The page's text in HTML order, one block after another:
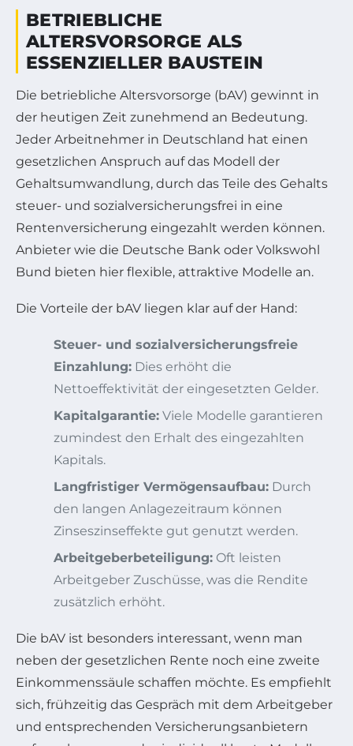
BETRIEBLICHE
ALTERSVORSORGE ALS
ESSENZIELLER BAUSTEIN
Die betriebliche Altersvorsorge (bAV) gewinnt in
der heutigen Zeit zunehmend an Bedeutung.
Jeder Arbeitnehmer in Deutschland hat einen
gesetzlichen Anspruch auf das Modell der
Gehaltsumwandlung, durch das Teile des Gehalts
steuer- und sozialversicherungsfrei in eine
Rentenversicherung eingezahlt werden können.
Anbieter wie die Deutsche Bank oder Volkswohl
Bund bieten hier flexible, attraktive Modelle an.
Die Vorteile der bAV liegen klar auf der Hand:
Steuer- und sozialversicherungsfreie
Einzahlung: Dies erhöht die
Nettoeffektivität der eingesetzten Gelder.
Kapitalgarantie: Viele Modelle garantieren
zumindest den Erhalt des eingezahlten
Kapitals.
Langfristiger Vermögensaufbau: Durch
den langen Anlagezeitraum können
Zinseszinseffekte gut genutzt werden.
Arbeitgeberbeteiligung: Oft leisten
Arbeitgeber Zuschüsse, was die Rendite
zusätzlich erhöht.
Die bAV ist besonders interessant, wenn man
neben der gesetzlichen Rente noch eine zweite
Einkommenssäule schaffen möchte. Es empfiehlt
sich, frühzeitig das Gespräch mit dem Arbeitgeber
und entsprechenden Versicherungsanbietern